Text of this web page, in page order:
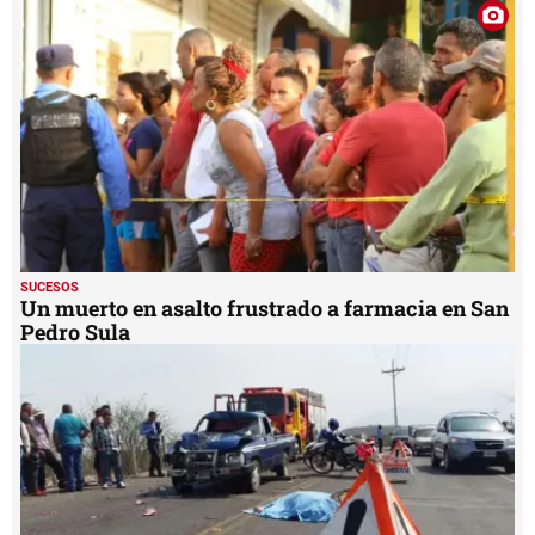
SUCESOS
Un muerto en asalto frustrado a farmacia en San
Pedro Sula